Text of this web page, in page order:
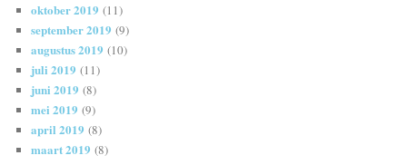
oktober 2019 (11)
september 2019 (9)
augustus 2019 (10)
juli 2019 (11)
juni 2019 (8)
mei 2019 (9)
april 2019 (8)
maart 2019 (8)